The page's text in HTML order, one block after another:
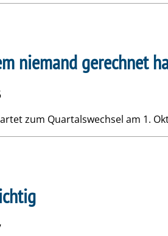
niemand gerechnet
zum Quartalswechsel am 1.